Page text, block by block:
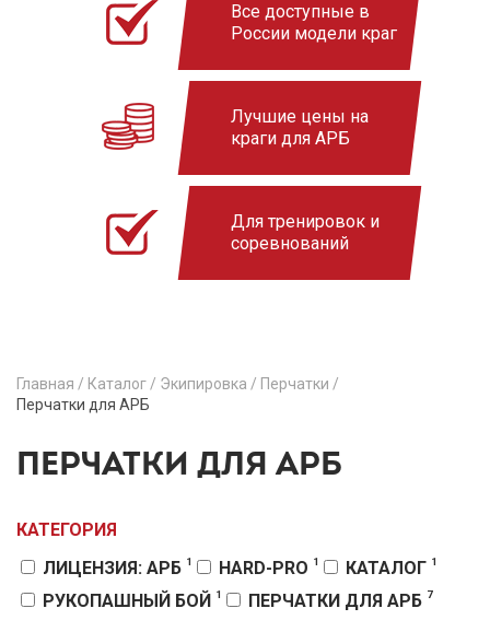
Все доступные в
России модели краг
Лучшие цены на
краги для АРБ
Для тренировок и
соревнований
Главная / Каталог / Экипировка / Перчатки /
Перчатки для АРБ
ПЕРЧАТКИ ДЛЯ АРБ
КАТЕГОРИЯ
ЛИЦЕНЗИЯ: АРБ 1 HARD-PRO 1 КАТАЛОГ 1
РУКОПАШНЫЙ БОЙ 1 ПЕРЧАТКИ ДЛЯ АРБ 7